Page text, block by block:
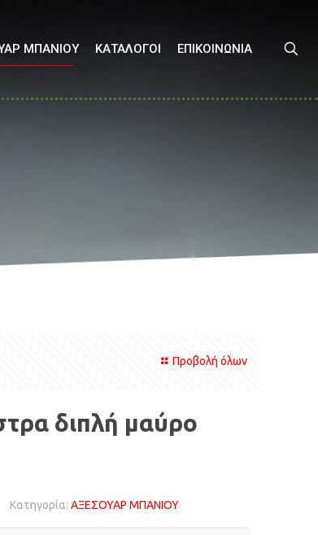
ΜΠΑΝΙΟΥ ΚΑΤΑΛΟΓΟΙ ΕΠΙΚΟΙΝΩΝΙΑ
Προβολή όλων
διπλή μαύρο
Κατηγορία: ΑΞΕΣΟΥΑΡ ΜΠΑΝΙΟΥ